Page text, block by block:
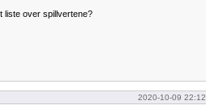
liste over spillvertene?
2020-10-09 22:12